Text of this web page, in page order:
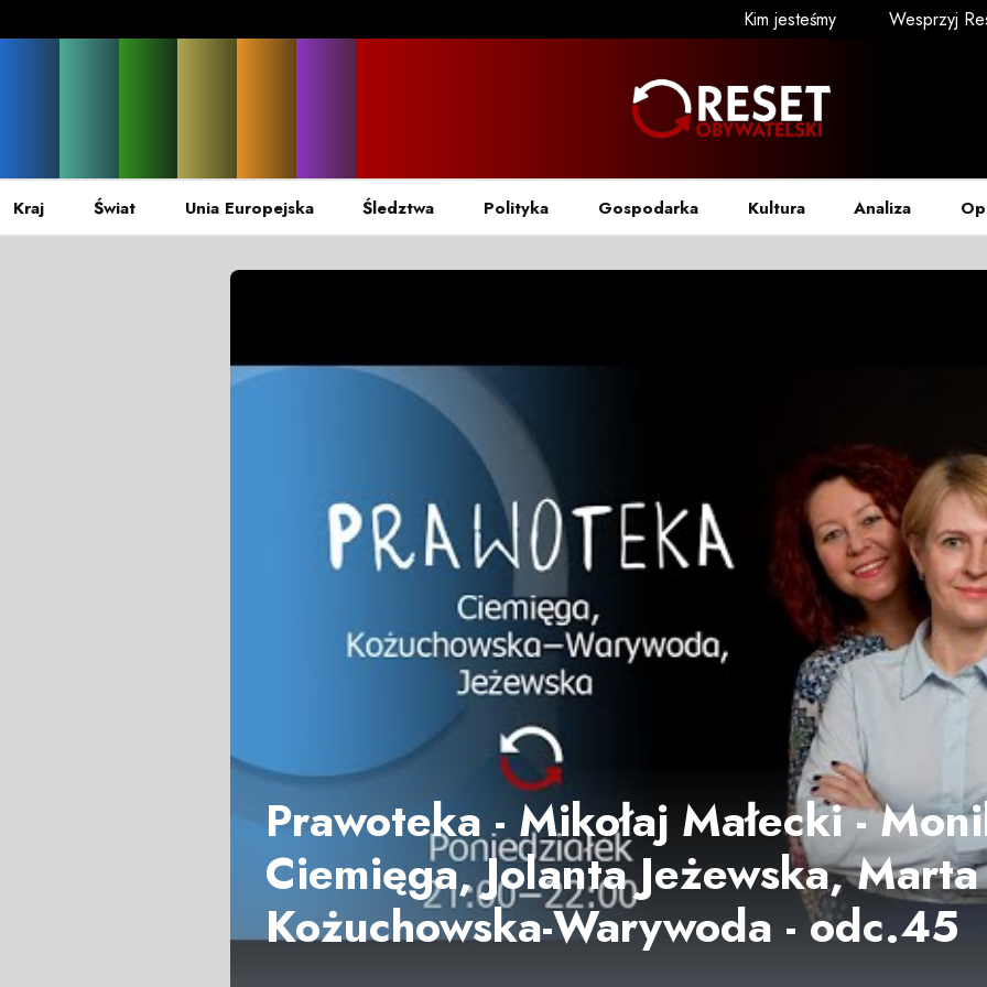
Kim jesteśmy Wesprzyj
Kraj Świat Unia Europejska Śledztwa Polityka Gospodarka Kultura Analiza
Prawoteka - Mikołaj Małecki -
Ciemięga, Jolanta Jeżewska, Marta
Kożuchowska-Warywoda - odc.45